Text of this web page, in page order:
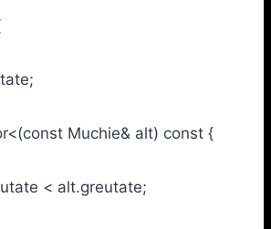
Muchie& alt) const {
< alt.greutate;